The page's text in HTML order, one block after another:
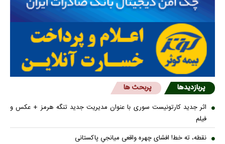
پربازدیدها پربحث ها
اثر جدید کارتونیست سوری با عنوان مدیریت جدید تنگه هرمز + عکس و
فیلم
نقطه، ته خط! افشای چهره واقعی میانجیِ پاکستانی